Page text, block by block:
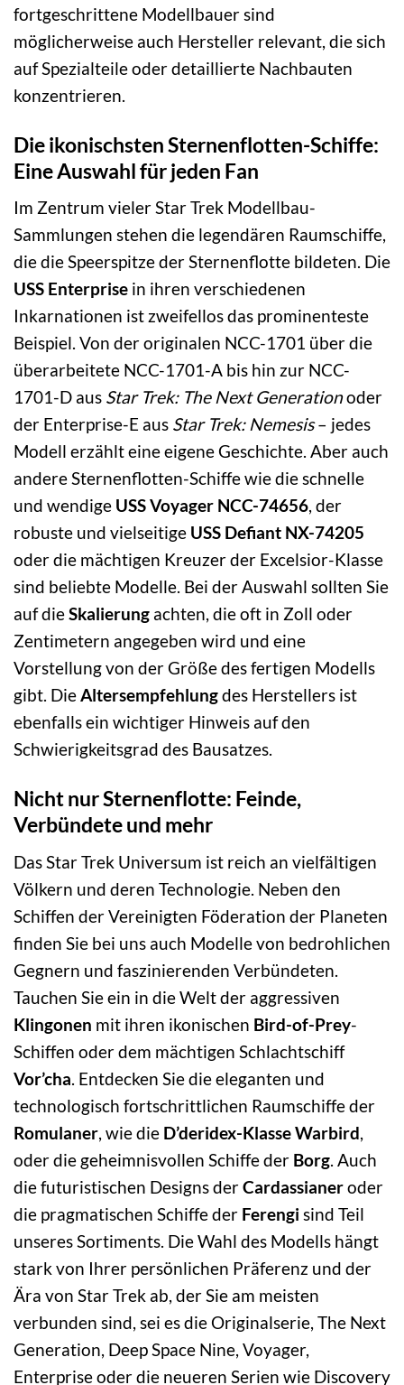
fortgeschrittene Modellbauer sind
möglicherweise auch Hersteller relevant, die sich
auf Spezialteile oder detaillierte Nachbauten
konzentrieren.
Die ikonischsten Sternenflotten-Schiffe:
Eine Auswahl für jeden Fan
Im Zentrum vieler Star Trek Modellbau-
Sammlungen stehen die legendären Raumschiffe,
die die Speerspitze der Sternenflotte bildeten. Die
USS Enterprise in ihren verschiedenen
Inkarnationen ist zweifellos das prominenteste
Beispiel. Von der originalen NCC-1701 über die
überarbeitete NCC-1701-A bis hin zur NCC-
1701-D aus Star Trek: The Next Generationoder
der Enterprise-E aus Star Trek: Nemesis– jedes
Modell erzählt eine eigene Geschichte. Aber auch
andere Sternenflotten-Schiffe wie die schnelle
und wendige USS Voyager NCC-74656, der
robuste und vielseitige USS Defiant NX-74205
oder die mächtigen Kreuzer der Excelsior-Klasse
sind beliebte Modelle. Bei der Auswahl sollten Sie
auf dieSkalierung achten, die oft in Zoll oder
Zentimetern angegeben wird und eine
Vorstellung von der Größe des fertigen Modells
gibt. DieAltersempfehlungdes Herstellers ist
ebenfalls ein wichtiger Hinweis auf den
Schwierigkeitsgrad des Bausatzes.
Nicht nur Sternenflotte: Feinde,
Verbündete und mehr
Das Star Trek Universum ist reich an vielfältigen
Völkern und deren Technologie. Neben den
Schiffen der Vereinigten Föderation der Planeten
finden Sie bei uns auch Modelle von bedrohlichen
Gegnern und faszinierenden Verbündeten.
Tauchen Sie ein in die Welt der aggressiven
Klingonen mit ihren ikonischen Bird-of-Prey-
Schiffen oder dem mächtigen Schlachtschiff
Vor’cha. Entdecken Sie die eleganten und
technologisch fortschrittlichen Raumschiffe der
Romulaner, wie die D’deridex-Klasse Warbird,
oder die geheimnisvollen Schiffe der Borg. Auch
die futuristischen Designs derCardassianeroder
die pragmatischen Schiffe der Ferengi sind Teil
unseres Sortiments. Die Wahl des Modells hängt
stark von Ihrer persönlichen Präferenz und der
Ära von Star Trek ab, der Sie am meisten
verbunden sind, sei es die Originalserie, The Next
Generation, Deep Space Nine, Voyager,
Enterprise oder die neueren Serien wie Discovery